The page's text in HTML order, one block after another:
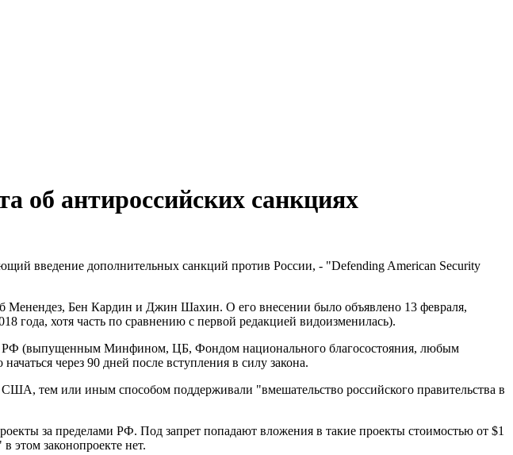
об антироссийских санкциях
введение дополнительных санкций против России, - "Defending American Security
Менендез, Бен Кардин и Джин Шахин. О его внесении было объявлено 13 февраля,
года, хотя часть по сравнению с первой редакцией видоизменилась).
РФ (выпущенным Минфином, ЦБ, Фондом национального благосостояния, любым
через 90 дней после вступления в силу закона.
тем или иным способом поддерживали "вмешательство российского правительства в
за пределами РФ. Под запрет попадают вложения в такие проекты стоимостью от $1
этом законопроекте нет.